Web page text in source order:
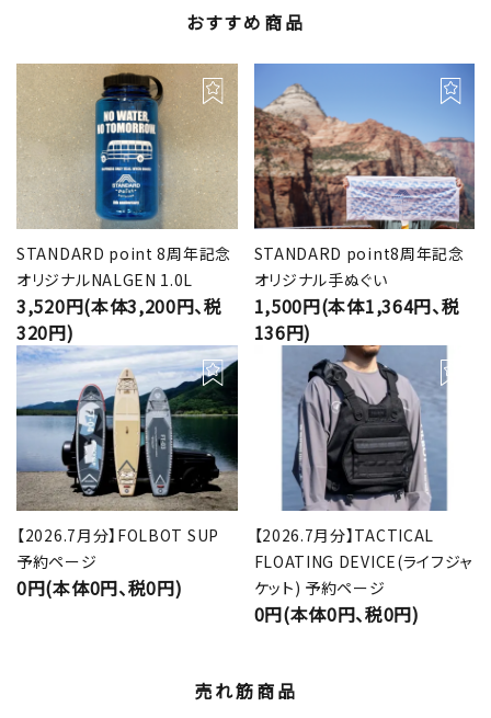
おすすめ商品
STANDARD point 8周年記念
オリジナルNALGEN 1.0L
3,520円(本体3,200円、税
320円)
STANDARD point8周年記念
オリジナル手ぬぐい
1,500円(本体1,364円、税
136円)
【2026.7月分】FOLBOT SUP
予約ページ
0円(本体0円、税0円)
【2026.7月分】TACTICAL
FLOATING DEVICE(ライフジャ
ケット) 予約ページ
0円(本体0円、税0円)
売れ筋商品